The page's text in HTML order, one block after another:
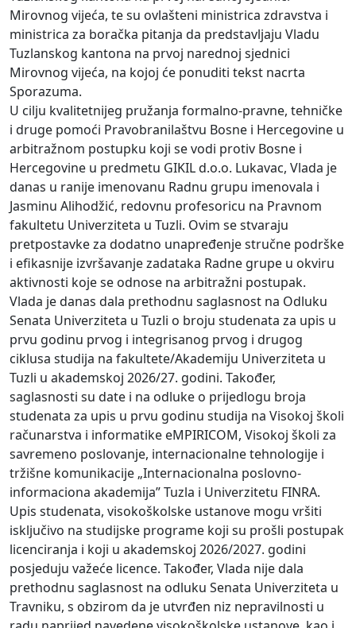
Mirovnog vijeća, te su ovlašteni ministrica zdravstva i
ministrica za boračka pitanja da predstavljaju Vladu
Tuzlanskog kantona na prvoj narednoj sjednici
Mirovnog vijeća, na kojoj će ponuditi tekst nacrta
Sporazuma.
U cilju kvalitetnijeg pružanja formalno-pravne, tehničke
i druge pomoći Pravobranilaštvu Bosne i Hercegovine u
arbitražnom postupku koji se vodi protiv Bosne i
Hercegovine u predmetu GIKIL d.o.o. Lukavac, Vlada je
danas u ranije imenovanu Radnu grupu imenovala i
Jasminu Alihodžić, redovnu profesoricu na Pravnom
fakultetu Univerziteta u Tuzli. Ovim se stvaraju
pretpostavke za dodatno unapređenje stručne podrške
i efikasnije izvršavanje zadataka Radne grupe u okviru
aktivnosti koje se odnose na arbitražni postupak.
Vlada je danas dala prethodnu saglasnost na Odluku
Senata Univerziteta u Tuzli o broju studenata za upis u
prvu godinu prvog i integrisanog prvog i drugog
ciklusa studija na fakultete/Akademiju Univerziteta u
Tuzli u akademskoj 2026/27. godini. Također,
saglasnosti su date i na odluke o prijedlogu broja
studenata za upis u prvu godinu studija na Visokoj školi
računarstva i informatike eMPIRICOM, Visokoj školi za
savremeno poslovanje, internacionalne tehnologije i
tržišne komunikacije „Internacionalna poslovno-
informaciona akademija” Tuzla i Univerzitetu FINRA.
Upis studenata, visokoškolske ustanove mogu vršiti
isključivo na studijske programe koji su prošli postupak
licenciranja i koji u akademskoj 2026/2027. godini
posjeduju važeće licence. Također, Vlada nije dala
prethodnu saglasnost na odluku Senata Univerziteta u
Travniku, s obzirom da je utvrđen niz nepravilnosti u